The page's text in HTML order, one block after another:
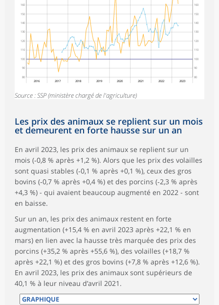
100
110
120
130
140
150
160
90
80 80
90
100
110
120
130
140
150
160
2016 2017 2018 2019 2020 2021 2022 2023
Source : SSP (ministère chargé de l'agriculture)
Les prix des animaux se replient sur un mois
et demeurent en forte hausse sur un an
En avril 2023, les prix des animaux se replient sur un
mois (‑0,8 % après +1,2 %). Alors que les prix des volailles
sont quasi stables (‑0,1 % après +0,1 %), ceux des gros
bovins (‑0,7 % après +0,4 %) et des porcins (‑2,3 % après
+4,3 %) - qui avaient beaucoup augmenté en 2022 - sont
en baisse.
Sur un an, les prix des animaux restent en forte
augmentation (+15,4 % en avril 2023 après +22,1 % en
mars) en lien avec la hausse très marquée des prix des
porcins (+35,2 % après +55,6 %), des volailles (+18,7 %
après +22,1 %) et des gros bovins (+7,8 % après +12,6 %).
En avril 2023, les prix des animaux sont supérieurs de
40,1 % à leur niveau d’avril 2021.